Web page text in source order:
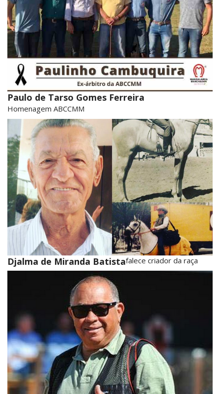
Paulo de Tarso Gomes Ferreira
Homenagem ABCCMM
Djalma de Miranda Batistafalece criador da raça